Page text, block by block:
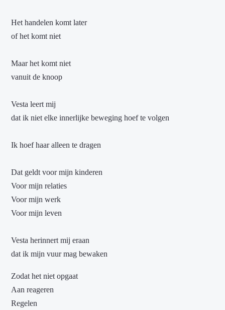
Het handelen komt later
of het komt niet
Maar het komt niet
vanuit de knoop
Vesta leert mij
dat ik niet elke innerlijke beweging hoef te volgen
Ik hoef haar alleen te dragen
Dat geldt voor mijn kinderen
Voor mijn relaties
Voor mijn werk
Voor mijn leven
Vesta herinnert mij eraan
dat ik mijn vuur mag bewaken
Zodat het niet opgaat
Aan reageren
Regelen